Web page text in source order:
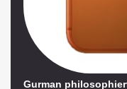
Gurman